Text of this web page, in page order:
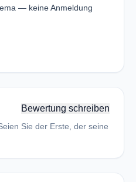
— keine Anmeldung
Bewertung schreiben
Sie der Erste, der seine